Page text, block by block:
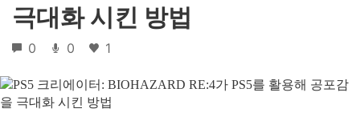
극대화 시킨 방법
0 0 1